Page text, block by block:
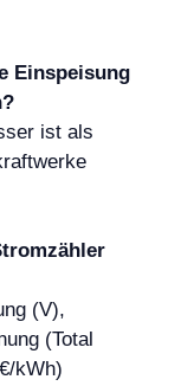
Einspeisung
ist als
(V),
(Total
kWh)